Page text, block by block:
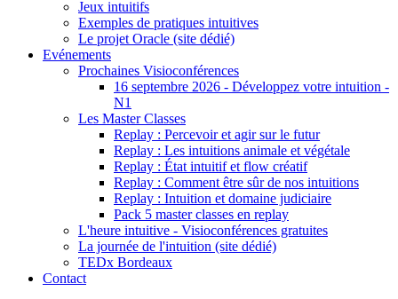
Jeux intuitifs
Exemples de pratiques intuitives
Le projet Oracle (site dédié)
Evénements
Prochaines Visioconférences
16 septembre 2026 - Développez votre intuition -
N1
Les Master Classes
Replay : Percevoir et agir sur le futur
Replay : Les intuitions animale et végétale
Replay : État intuitif et flow créatif
Replay : Comment être sûr de nos intuitions
Replay : Intuition et domaine judiciaire
Pack 5 master classes en replay
L'heure intuitive - Visioconférences gratuites
La journée de l'intuition (site dédié)
TEDx Bordeaux
Contact